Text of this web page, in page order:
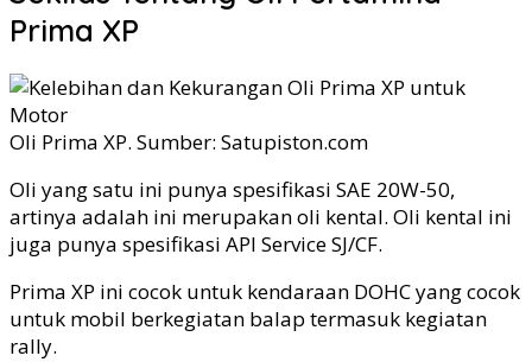
Prima XP
Oli Prima XP. Sumber: Satupiston.com
Oli yang satu ini punya spesifikasi SAE 20W-50,
artinya adalah ini merupakan oli kental. Oli kental ini
juga punya spesifikasi API Service SJ/CF.
Prima XP ini cocok untuk kendaraan DOHC yang cocok
untuk mobil berkegiatan balap termasuk kegiatan
rally.